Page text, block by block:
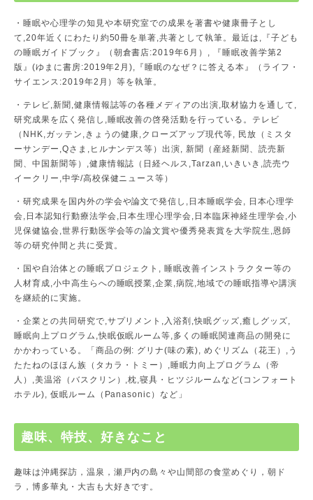
・睡眠や心理学の知見や本研究室での成果を著書や健康冊子とし
て,20年近くにわたり約50冊を単著,共著として執筆。最近は,『子ども
の睡眠ガイドブック』（朝倉書店:2019年6月）, 『睡眠改善学第2
版』(ゆまに書房:2019年2月),『睡眠のなぜ？に答える本』（ライフ・
サイエンス:2019年2月）等を執筆。
・テレビ,新聞,健康情報誌等の各種メディアの出演,取材協力を通して,
研究成果を広く発信し,睡眠改善の啓発活動を行っている。テレビ
（NHK,ガッテン,きょうの健康,クローズアップ現代等, 民放（ミスタ
ーサンデー,Qさま,ヒルナンデス等）出演, 新聞（産経新聞、読売新
聞、中国新聞等）,健康情報誌（日経ヘルス,Tarzan,いきいき,読売ウ
イークリー,中学/高校保健ニュース等）
・研究成果を国内外の学会や論文で発信し,日本睡眠学会, 日本心理学
会,日本認知行動療法学会,日本生理心理学会,日本臨床神経生理学会,小
児保健協会,世界行動医学会等の論文賞や優秀発表賞を大学院生,恩師
等の研究仲間と共に受賞。
・国や自治体との睡眠プロジェクト, 睡眠改善インストラクター等の
人材育成,小中高生らへの睡眠授業,企業,病院,地域での睡眠指導や講演
を継続的に実施。
・企業との共同研究で,サプリメント,入浴剤,快眠グッズ,癒しグッズ,
睡眠向上プログラム,快眠仮眠ルーム等,多くの睡眠関連商品の開発に
かかわっている。「商品の例: グリナ(味の素), めぐリズム（花王）,う
たたねのほほん族（タカラ・トミー）,睡眠力向上プログラム（帝
人）,美温浴（バスクリン）,枕,寝具・ヒツジルームなど(コンフォート
ホテル), 仮眠ルーム（Panasonic）など」
趣味、特技、好きなこと
趣味は沖縄探訪，温泉，瀬戸内の島々や山間部の食堂めぐり，朝ド
ラ，博多華丸・大吉も大好きです。